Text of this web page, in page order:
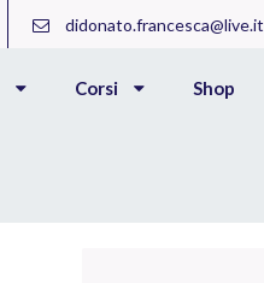
didonato.francesca@live.it
Corsi Shop